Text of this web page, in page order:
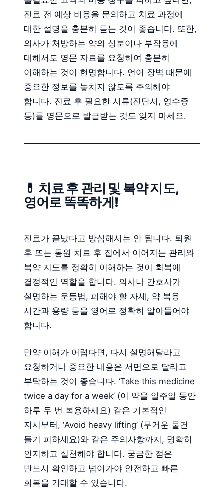
진료 전 예상 비용을 문의하고 치료 과정에
대한 설명을 충분히 듣는 것이 좋습니다. 또한,
의사가 처방하는 약의 성분이나 부작용에
대해서도 영문 자료를 요청하여 충분히
이해하는 것이 현명합니다. 언어 장벽 때문에
중요한 정보를 놓치지 않도록 주의해야
합니다. 진료 후 필요한 서류(진단서, 영수증
등)를 영문으로 발급받는 것도 잊지 마세요.
💊 치료 후 관리 및 복약 지도,
영어로 똑똑하게!
진료가 끝났다고 방심해서는 안 됩니다. 퇴원
후 또는 통원 치료 후 집에서 이어지는 관리와
복약 지도를 정확히 이해하는 것이 회복에
결정적인 역할을 합니다. 의사나 간호사가
설명하는 운동법, 피해야 할 자세, 약 복용
시간과 용량 등을 영어로 정확히 알아들어야
합니다.
만약 이해가 어렵다면, 다시 설명해달라고
요청하거나 중요한 내용은 서면으로 달라고
부탁하는 것이 좋습니다. ‘Take this medicine
twice a day for a week’ (이 약을 일주일 동안
하루 두 번 복용하세요) 같은 기본적인
지시부터, ‘Avoid heavy lifting’ (무거운 물건
들기 피하세요)와 같은 주의사항까지, 명확히
인지하고 실천해야 합니다. 궁금한 점은
반드시 확인하고 넘어가야 안전하고 빠른
회복을 기대할 수 있습니다.